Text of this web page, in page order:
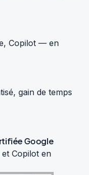
Copilot — en
gain de temps
Google
et Copilot en